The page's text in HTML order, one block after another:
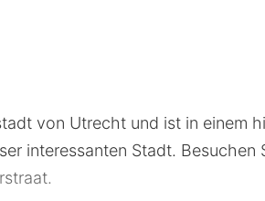
von Utrecht und ist in einem
interessanten Stadt.